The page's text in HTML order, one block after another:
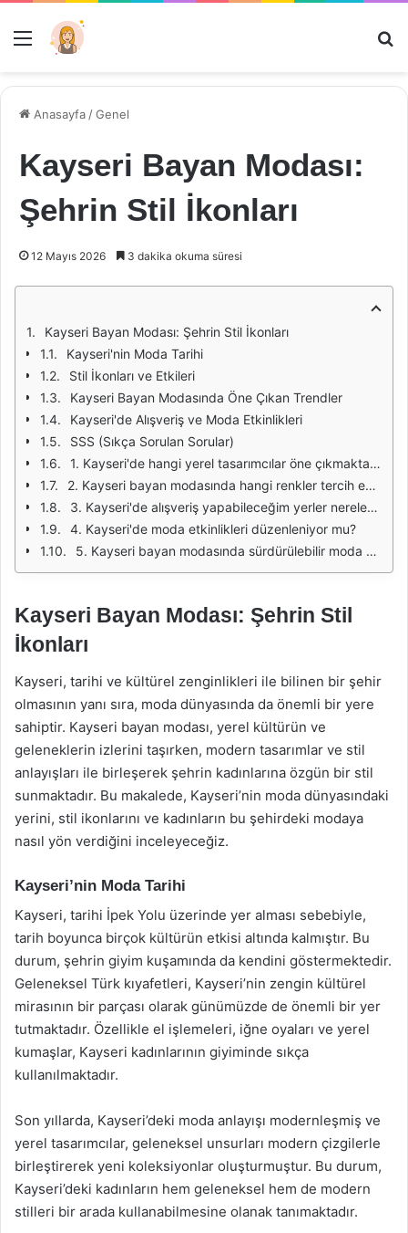
Menü
Anasayfa /Genel
Kayseri Bayan Modası:
Şehrin Stil İkonları
12 Mayıs 2026 3 dakika okuma süresi
Kayseri Bayan Modası: Şehrin Stil İkonları
Kayseri'nin Moda Tarihi
Stil İkonları ve Etkileri
Kayseri Bayan Modasında Öne Çıkan Trendler
Kayseri'de Alışveriş ve Moda Etkinlikleri
SSS (Sıkça Sorulan Sorular)
1. Kayseri'de hangi yerel tasarımcılar öne çıkmaktadır?
2. Kayseri bayan modasında hangi renkler tercih edilmektedir?
3. Kayseri'de alışveriş yapabileceğim yerler nerelerdir?
4. Kayseri'de moda etkinlikleri düzenleniyor mu?
5. Kayseri bayan modasında sürdürülebilir moda anlayışı nasıl yer bulmaktadır?
Kayseri Bayan Modası: Şehrin Stil
İkonları
Kayseri, tarihi ve kültürel zenginlikleri ile bilinen bir şehir
olmasının yanı sıra, moda dünyasında da önemli bir yere
sahiptir. Kayseri bayan modası, yerel kültürün ve
geleneklerin izlerini taşırken, modern tasarımlar ve stil
anlayışları ile birleşerek şehrin kadınlarına özgün bir stil
sunmaktadır. Bu makalede, Kayseri’nin moda dünyasındaki
yerini, stil ikonlarını ve kadınların bu şehirdeki modaya
nasıl yön verdiğini inceleyeceğiz.
Kayseri’nin Moda Tarihi
Kayseri, tarihi İpek Yolu üzerinde yer alması sebebiyle,
tarih boyunca birçok kültürün etkisi altında kalmıştır. Bu
durum, şehrin giyim kuşamında da kendini göstermektedir.
Geleneksel Türk kıyafetleri, Kayseri’nin zengin kültürel
mirasının bir parçası olarak günümüzde de önemli bir yer
tutmaktadır. Özellikle el işlemeleri, iğne oyaları ve yerel
kumaşlar, Kayseri kadınlarının giyiminde sıkça
kullanılmaktadır.
Son yıllarda, Kayseri’deki moda anlayışı modernleşmiş ve
yerel tasarımcılar, geleneksel unsurları modern çizgilerle
birleştirerek yeni koleksiyonlar oluşturmuştur. Bu durum,
Kayseri’deki kadınların hem geleneksel hem de modern
stilleri bir arada kullanabilmesine olanak tanımaktadır.